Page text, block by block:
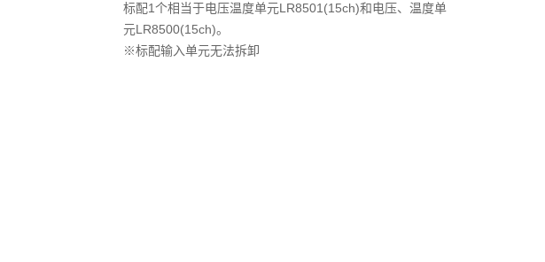
标配1个相当于电压温度单元LR8501(15ch)和电压、温度单
元LR8500(15ch)。
※标配输入单元无法拆卸